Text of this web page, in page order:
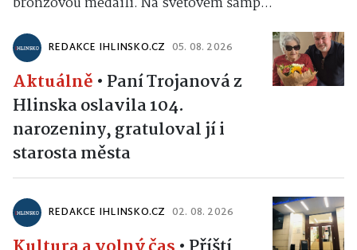
REDAKCE IHLINSKO.CZ 05. 08. 2026
Aktuálně • Paní Trojanová z
Hlinska oslavila 104.
narozeniny, gratuloval jí i
starosta města
REDAKCE IHLINSKO.CZ 02. 08. 2026